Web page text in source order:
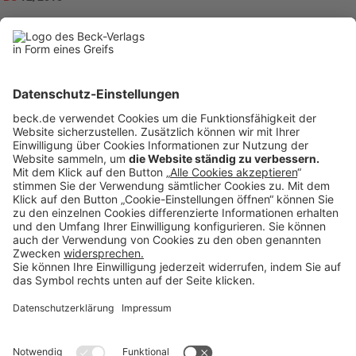
becklink373516
Anzeigen